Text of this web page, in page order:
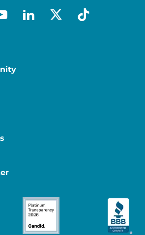
youtube
linkedin
x-socialtiktok